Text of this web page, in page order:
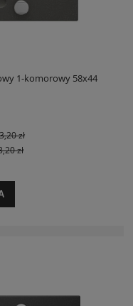
1-komorowy 58x44
zł
zł